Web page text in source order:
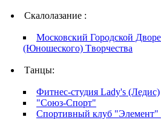
Скалолазание :
Московский Городской
(Юношеского) Tворчества
Танцы:
Фитнес-студия Lady's (Ледис)
"Союз-Спорт"
Спортивный клуб